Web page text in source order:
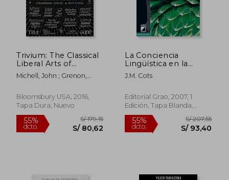
55%
dcto.
S/ 179,66
S/ 80,85
55%
dcto.
Trivium: The Classical
Liberal Arts of
Grammar, Logic, &
Rhetoric (Wooden
Michell, John ; Grenon,
Bloomsbury USA, 2016,
Tapa Dura, Nuevo
La Conciencia
Lingüística en la
Enseñanza de
Lenguas: 239
J.M. Cots
Editorial Grao, 2007, 1
Edición, Tapa Blanda,
Nuevo